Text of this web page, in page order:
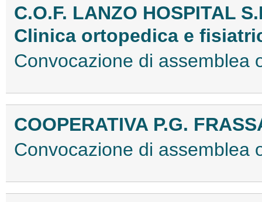
C.O.F. LANZO HOSPITAL
Clinica ortopedica e
Convocazione di assemblea
COOPERATIVA P.G.
Convocazione di assemblea